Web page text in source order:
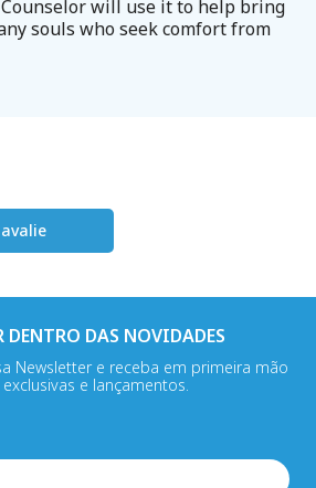
will use it to help bring
souls who seek comfort from
DENTRO DAS NOVIDADES
Newsletter e receba em primeira mão
e lançamentos.